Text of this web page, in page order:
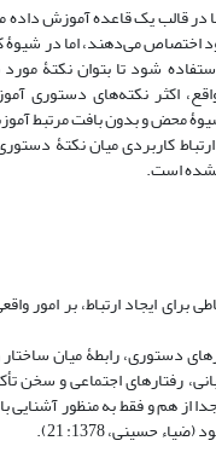
قالب یک قاعده آموزش داده
اختصاص می‌دهند، اما در شیوۀ
شود تا بتوان نکتۀ
اکثر نکته‌های دستوری
محض و بدون بافت مرتبط
کاربردی میان نکتۀ
است.
برای ایجاد ارتباط، بر امور
دستوری، رابطۀ میان ساختار
رفتارهای اجتماعی و سخن
از هم و فقط به منظور آشنایی
حسینی، 1378: 21).